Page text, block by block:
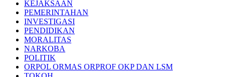
KEJAKSAAN
PEMERINTAHAN
INVESTIGASI
PENDIDIKAN
MORALITAS
NARKOBA
POLITIK
ORPOL ORMAS ORPROF OKP DAN LSM